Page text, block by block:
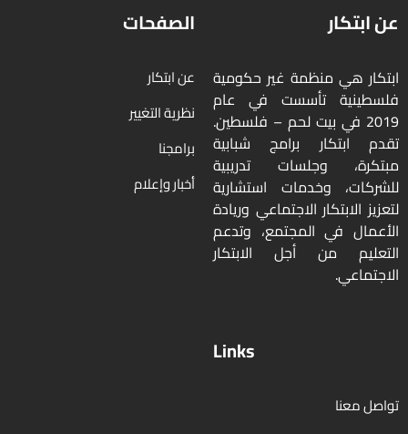
عن ابتكار
ابتكار هي منظمة غير حكومية
فلسطينية تأسست في عام
2019 في بيت لحم – فلسطين.
تقدم ابتكار برامج شبابية
مبتكرة، وجلسات تدريبية
للشركات، وخدمات استشارية
لتعزيز الابتكار الاجتماعي وريادة
الأعمال في المجتمع، وتدعم
التعليم من أجل الابتكار
الاجتماعي.
الصفحات
عن ابتكار
نظرية التغيير
برامجنا
أخبار وإعلام
Links
تواصل معنا